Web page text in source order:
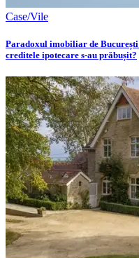
Case/Vile
Paradoxul imobiliar de
creditele ipotecare s-au prăbușit?